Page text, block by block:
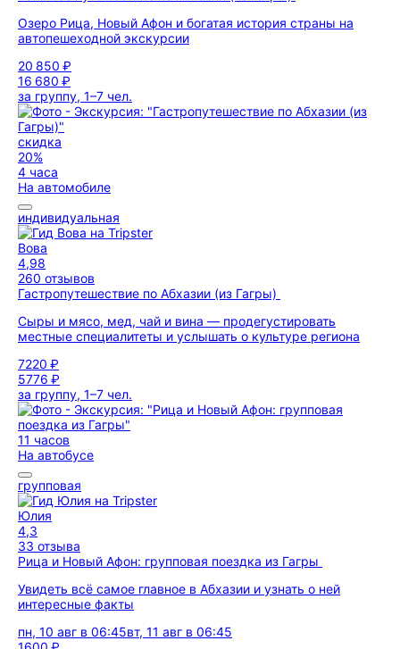
Озеро Рица, Новый Афон и богатая история страны на
автопешеходной экскурсии
20 850 ₽
16 680 ₽
за группу, 1–7 чел.
скидка
20%
4 часа
На автомобиле
индивидуальная
Вова
4,98
260 отзывов
Гастропутешествие по Абхазии (из Гагры)
Сыры и мясо, мед, чай и вина — продегустировать
местные специалитеты и услышать о культуре региона
7220 ₽
5776 ₽
за группу, 1–7 чел.
11 часов
На автобусе
групповая
Юлия
4,3
33 отзыва
Рица и Новый Афон: групповая поездка из Гагры
Увидеть всё самое главное в Абхазии и узнать о ней
интересные факты
пн, 10 авг в 06:45вт, 11 авг в 06:45